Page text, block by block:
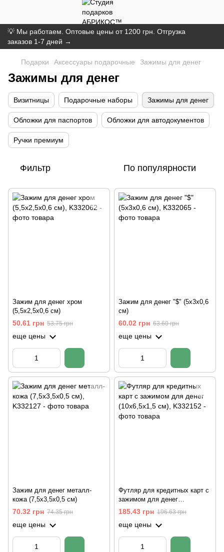
💡 Мы работаем. Оптовые цены от 1200 грн. Отгрузка
заказов 1-7 дней →
Подарки Аксессуары подарочные Зажимы для денег
Зажимы для денег
Визитницы Подарочные наборы Зажимы для денег
Обложки для паспортов Обложки для автодокументов
Ручки премиум
Фильтр По популярности
Зажим для денег хром
(5,5х2,5х0,6 см)
50.61 грн 53.75 грн
еще цены
Зажим для денег "$" (5х3х0,6
см)
60.02 грн 63.60 грн
еще цены
Зажим для денег металл-
кожа (7,5х3,5х0,5 см)
70.32 грн 74.35 грн
еще цены
Футляр для кредитных карт с
зажимом для денег
(10х6,5х1,5 см)
185.43 грн 196.63 грн
еще цены